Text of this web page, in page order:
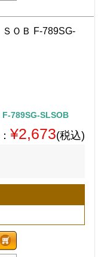
789SG-SLSOB
¥2,673(税込)